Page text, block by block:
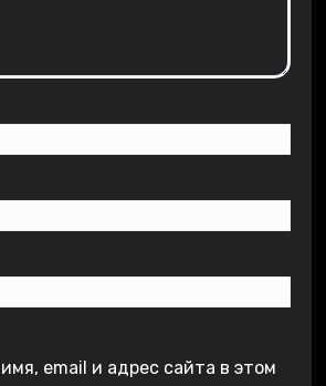
email и адрес сайта в этом